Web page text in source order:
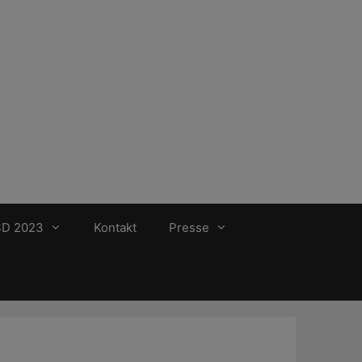
2023 Kontakt Presse